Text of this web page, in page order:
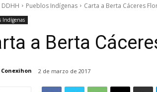
DDHH Pueblos Indígenas Carta a Berta Cáceres
Indígenas
a Berta
Conexihon 2 de marzo de 2017